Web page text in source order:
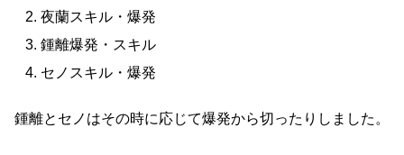
夜蘭スキル・爆発
鍾離爆発・スキル
セノスキル・爆発
鍾離とセノはその時に応じて爆発から切ったりしました。